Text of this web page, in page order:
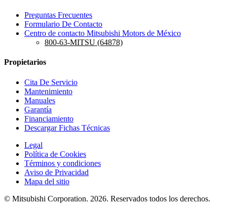
Preguntas Frecuentes
Formulario De Contacto
Centro de contacto Mitsubishi Motors de México
800-63-MITSU (64878)
Propietarios
Cita De Servicio
Mantenimiento
Manuales
Garantía
Financiamiento
Descargar Fichas Técnicas
Legal
Política de Cookies
Términos y condiciones
Aviso de Privacidad
Mapa del sitio
© Mitsubishi Corporation. 2026. Reservados todos los derechos.